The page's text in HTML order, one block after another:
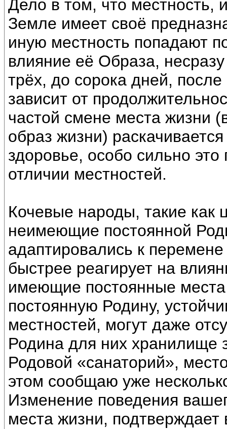
Дело в том, что местность,
Земле имеет своё
иную местность попадают
влияние её Образа,
трёх, до сорока дней,
зависит от
частой смене места жизни
образ жизни)
здоровье, особо сильно
отличии местностей.
Кочевые народы, такие как
неимеющие постоянной
адаптировались к
быстрее реагирует на
имеющие постоянные
постоянную Родину,
местностей, могут даже
Родина для них хранилище
Родовой «санаторий»,
этом сообщаю уже
Изменение поведения
места жизни,